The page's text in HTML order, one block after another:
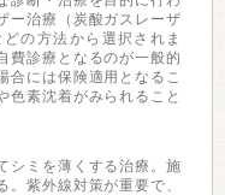
ー治療（炭酸ガスレーザ
の方法から選択されま
費診療となるのが一般的
合には保険適用となるこ
色素沈着がみられること
シミを薄くする治療。施
紫外線対策が重要で、